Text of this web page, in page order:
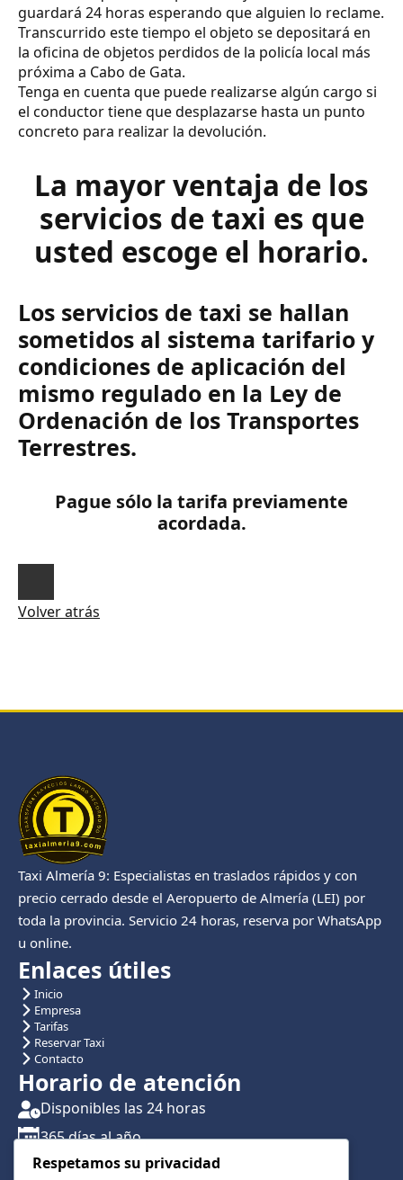
guardará 24 horas esperando que alguien lo reclame.
Transcurrido este tiempo el objeto se depositará en
la oficina de objetos perdidos de la policía local más
próxima a Cabo de Gata.
Tenga en cuenta que puede realizarse algún cargo si
el conductor tiene que desplazarse hasta un punto
concreto para realizar la devolución.
La mayor ventaja de los
servicios de taxi es que
usted escoge el horario.
Los servicios de taxi se hallan
sometidos al sistema tarifario y
condiciones de aplicación del
mismo regulado en la Ley de
Ordenación de los Transportes
Terrestres.
Pague sólo la tarifa previamente
acordada.
Volver atrás
Taxi Almería 9: Especialistas en traslados rápidos y con
precio cerrado desde el Aeropuerto de Almería (LEI) por
toda la provincia. Servicio 24 horas, reserva por WhatsApp
u online.
Enlaces útiles
Inicio
Empresa
Tarifas
Reservar Taxi
Contacto
Horario de atención
Disponibles las 24 horas
365 días al año
Traslados con reserva previa
Respetamos su privacidad